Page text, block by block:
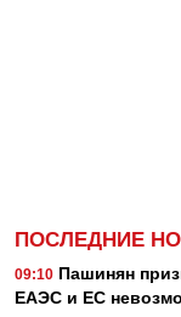
ПОСЛЕДНИЕ
09:10 Пашинян
ЕАЭС и ЕС